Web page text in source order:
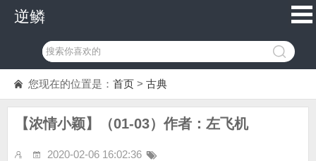
逆鳞
您现在的位置是： 首页 > 古典
【浓情小颖】（01-03）作者：左飞机
2020-02-06 16:02:36